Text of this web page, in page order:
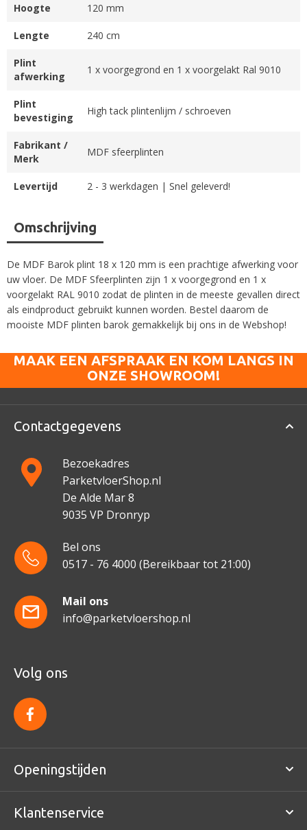
Omschrijving
De MDF Barok plint 18 x 120 mm is een prachtige afwerking voor
uw vloer. De MDF Sfeerplinten zijn 1 x voorgegrond en 1 x
voorgelakt RAL 9010 zodat de plinten in de meeste gevallen direct
als eindproduct gebruikt kunnen worden. Bestel daarom de
mooiste MDF plinten barok gemakkelijk bij ons in de Webshop!
Hoogte 120 mm
Lengte 240 cm
Plint
afwerking
1 x voorgegrond en 1 x voorgelakt Ral 9010
Plint
bevestiging
High tack plintenlijm / schroeven
Fabrikant /
Merk
MDF sfeerplinten
Levertijd 2 - 3 werkdagen | Snel geleverd!
MAAK EEN AFSPRAAK EN KOM LANGS IN
ONZE SHOWROOM!
Contactgegevens
Bezoekadres
ParketvloerShop.nl
De Alde Mar 8
9035 VP Dronryp
Bel ons
0517 - 76 4000 (Bereikbaar tot 21:00)
Mail ons
info@parketvloershop.nl
Volg ons
f
a
c
e
o
o
Openingstijden
Klantenservice